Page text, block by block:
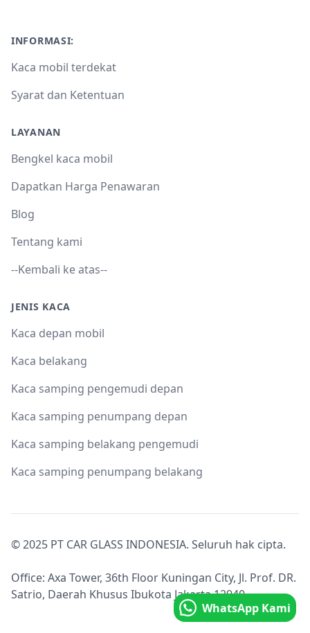
INFORMASI:
Kaca mobil terdekat
Syarat dan Ketentuan
LAYANAN
Bengkel kaca mobil
Dapatkan Harga Penawaran
Blog
Tentang kami
--Kembali ke atas--
JENIS KACA
Kaca depan mobil
Kaca belakang
Kaca samping pengemudi depan
Kaca samping penumpang depan
Kaca samping belakang pengemudi
Kaca samping penumpang belakang
© 2025 PT CAR GLASS INDONESIA. Seluruh hak cipta.
Office: Axa Tower, 36th Floor Kuningan City, Jl. Prof. DR.
Satrio, Daerah Khusus Ibukota Jakarta 12940.
WhatsApp Kami